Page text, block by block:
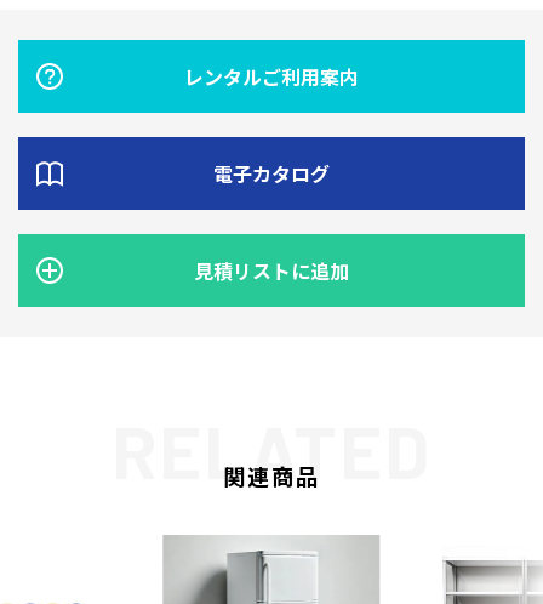
レンタルご利用案内
電子カタログ
見積リストに追加
関連商品